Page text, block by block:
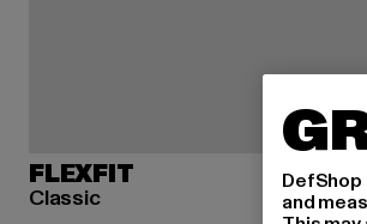
FLEXFIT
Classic
DefShop
and